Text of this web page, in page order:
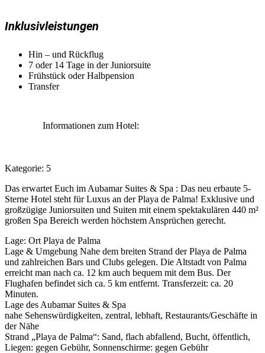
Inklusivleistungen
Hin – und Rückflug
7 oder 14 Tage in der Juniorsuite
Frühstück oder Halbpension
Transfer
Informationen zum Hotel:
Kategorie: 5
Das erwartet Euch im Aubamar Suites & Spa : Das neu erbaute 5-
Sterne Hotel steht für Luxus an der Playa de Palma! Exklusive und
großzügige Juniorsuiten und Suiten mit einem spektakulären 440 m²
großen Spa Bereich werden höchstem Ansprüchen gerecht.
Lage: Ort Playa de Palma
Lage & Umgebung Nahe dem breiten Strand der Playa de Palma
und zahlreichen Bars und Clubs gelegen. Die Altstadt von Palma
erreicht man nach ca. 12 km auch bequem mit dem Bus. Der
Flughafen befindet sich ca. 5 km entfernt. Transferzeit: ca. 20
Minuten.
Lage des Aubamar Suites & Spa
nahe Sehenswürdigkeiten, zentral, lebhaft, Restaurants/Geschäfte in
der Nähe
Strand „Playa de Palma“: Sand, flach abfallend, Bucht, öffentlich,
Liegen: gegen Gebühr, Sonnenschirme: gegen Gebühr